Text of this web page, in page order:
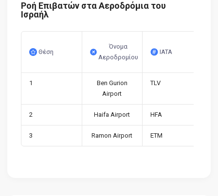
Ροή Επιβατών στα Αεροδρόμια του
Ισραήλ
Θέση
Όνομα
Αεροδρομίου
IATA
1
Ben Gurion
Airport
TLV
2 Haifa Airport HFA
3 Ramon Airport ETM